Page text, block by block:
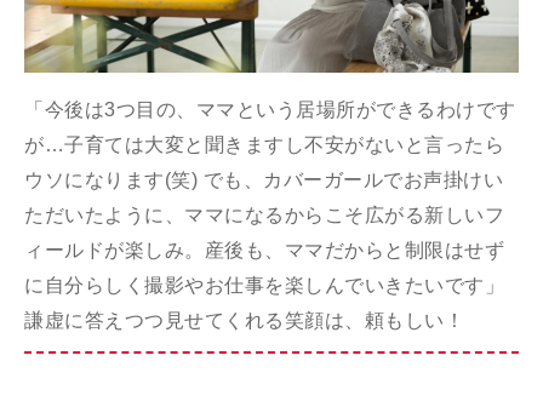
「今後は3つ目の、ママという居場所ができるわけです
が…子育ては大変と聞きますし不安がないと言ったら
ウソになります(笑) でも、カバーガールでお声掛けい
ただいたように、ママになるからこそ広がる新しいフ
ィールドが楽しみ。産後も、ママだからと制限はせず
に自分らしく撮影やお仕事を楽しんでいきたいです」
謙虚に答えつつ見せてくれる笑顔は、頼もしい！